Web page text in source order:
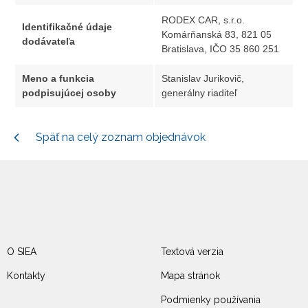
Identifikačné údaje
dodávateľa
RODEX CAR, s.r.o.
Komárňanská 83, 821 05
Bratislava, IČO 35 860 251
Meno a funkcia
podpisujúcej osoby
Stanislav Jurikovič,
generálny riaditeľ
Späť na celý zoznam objednávok
O SIEA
Kontakty
Textová verzia
Mapa stránok
Podmienky používania